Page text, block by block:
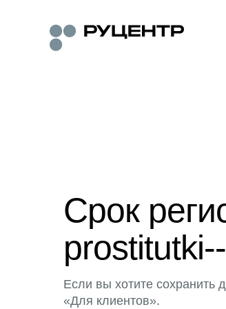
Срок
Если вы хотите сохранить
«Для клиентов».